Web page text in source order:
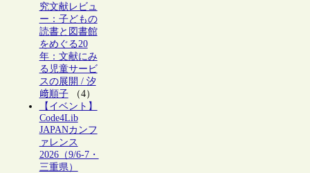
究文献レビュ
ー：子どもの
読書と図書館
をめぐる20
年：文献にみ
る児童サービ
スの展開 / 汐
﨑順子（4）
【イベント】
Code4Lib
JAPANカンフ
ァレンス
2026（9/6-7・
三重県）